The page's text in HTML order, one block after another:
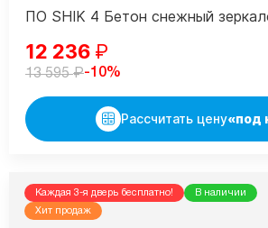
ПО SHIK 4 Бетон снежный
12 236 ₽
13 595₽-10%
Рассчитать цену«под
Каждая 3-я дверь бесплатно!
В наличии
Хит продаж